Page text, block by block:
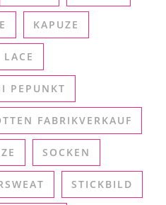
KAPUZE
LACE
PEPUNKT
FABRIKVERKAUF
SOCKEN
STICKBILD